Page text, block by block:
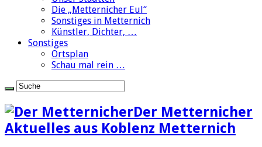
Die „Metternicher Eul“
Sonstiges in Metternich
Künstler, Dichter, …
Sonstiges
Ortsplan
Schau mal rein …
Der Metternicher
Aktuelles aus Koblenz Metternich